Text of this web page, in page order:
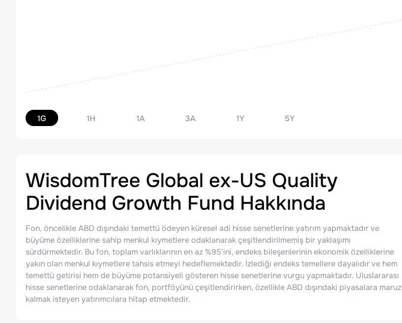
1G 1H 1A 3A 1Y 5Y
WisdomTree Global ex-US Quality
Dividend Growth Fund Hakkında
Fon, öncelikle ABD dışındaki temettü ödeyen küresel adi hisse senetlerine yatırım yapmaktadır ve
büyüme özelliklerine sahip menkul kıymetlere odaklanarak çeşitlendirilmemiş bir yaklaşımı
sürdürmektedir. Bu fon, toplam varlıklarının en az %95'ini, endeks bileşenlerinin ekonomik özelliklerine
yakın olan menkul kıymetlere tahsis etmeyi hedeflemektedir. İzlediği endeks temellere dayalıdır ve hem
temettü getirisi hem de büyüme potansiyeli gösteren hisse senetlerine vurgu yapmaktadır. Uluslararası
hisse senetlerine odaklanarak fon, portföyünü çeşitlendirirken, özellikle ABD dışındaki piyasalara maruz
kalmak isteyen yatırımcılara hitap etmektedir.